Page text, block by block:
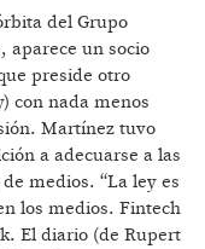
del Grupo
aparece un socio
preside otro
con nada menos
Martínez tuvo
a adecuarse a las
medios. “La ley es
los medios. Fintech
El diario (de Rupert